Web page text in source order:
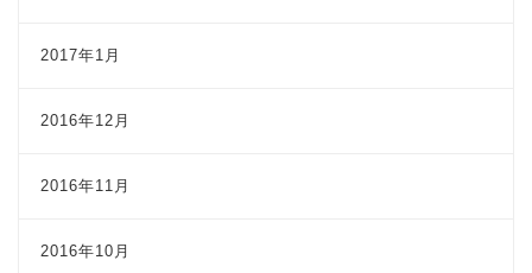
2017年1月
2016年12月
2016年11月
2016年10月